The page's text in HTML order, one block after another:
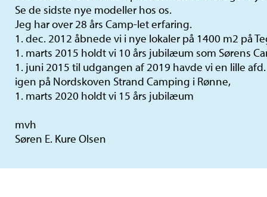
Se de sidste nye modeller hos os.
Jeg har over 28 års Camp-let erfaring.
1. dec. 2012 åbnede vi i nye lokaler på 1400 m2 på
1. marts 2015 holdt vi 10 års jubilæum som Sørens
1. juni 2015 til udgangen af 2019 havde vi en lille
igen på Nordskoven Strand Camping i Rønne,
1. marts 2020 holdt vi 15 års jubilæum
mvh
Søren E. Kure Olsen